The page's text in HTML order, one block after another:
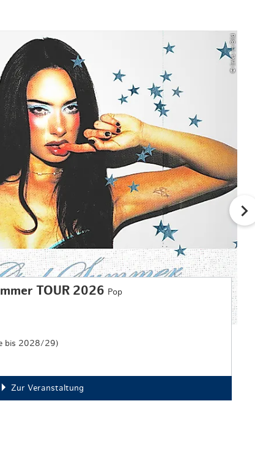
© links im Bild
TOUR 2026 Pop
bis 2028/29)
Zur Veranstaltung